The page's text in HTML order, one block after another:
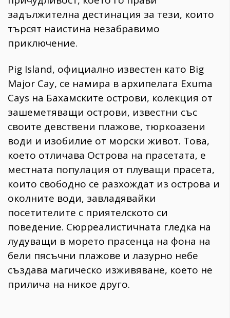
задължителна дестинация за тези, които
търсят наистина незабравимо
приключение.
Pig Island, официално известен като Big
Major Cay, се намира в архипелага Exuma
Cays на Бахамските острови, колекция от
зашеметяващи острови, известни със
своите девствени плажове, тюркоазени
води и изобилие от морски живот. Това,
което отличава Острова на прасетата, е
местната популация от плуващи прасета,
които свободно се разхождат из острова и
околните води, завладявайки
посетителите с приятелското си
поведение. Сюрреалистичната гледка на
лудуващи в морето прасенца на фона на
бели пясъчни плажове и лазурно небе
създава магическо изживяване, което не
прилича на никое друго.